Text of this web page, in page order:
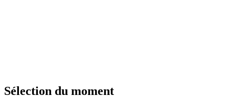
Sélection du moment